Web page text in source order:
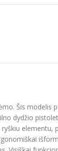
Šis modelis
dydžio
elementu,